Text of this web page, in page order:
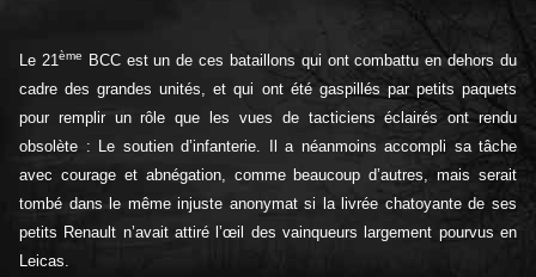
Le 21ème
BCC est un de ces bataillons qui ont combattu en dehors du
cadre des grandes unités, et qui ont été gaspillés par petits paquets
pour remplir un rôle que les vues de tacticiens éclairés ont rendu
obsolète : Le soutien d’infanterie. Il a néanmoins accompli sa tâche
avec courage et abnégation, comme beaucoup d’autres, mais serait
tombé dans le même injuste anonymat si la livrée chatoyante de ses
petits Renault n’avait attiré l’œil des vainqueurs largement pourvus en
Leicas.